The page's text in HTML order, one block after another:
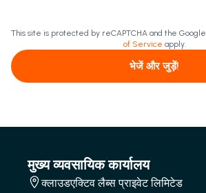
This site is protected by reCAPTCHA and the Google
of Service apply.
भेजें और जुड़ें!
मुख्य व्यवसायिक कार्यालय
क्लाउडएक्टिव लैब्स प्राइवेट लिमिटेड